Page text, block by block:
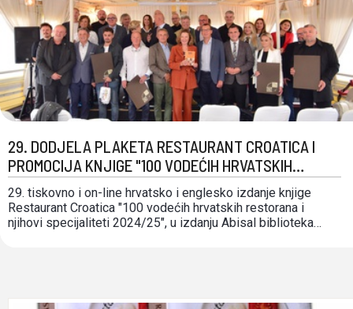
29. DODJELA PLAKETA RESTAURANT CROATICA I
PROMOCIJA KNJIGE "100 VODEĆIH HRVATSKIH
RESTORANA I NJIHOVI SPECIJALITETI 2024/25"
29. tiskovno i on-line hrvatsko i englesko izdanje knjige
Restaurant Croatica "100 vodećih hrvatskih restorana i
njihovi specijaliteti 2024/25", u izdanju Abisal biblioteka